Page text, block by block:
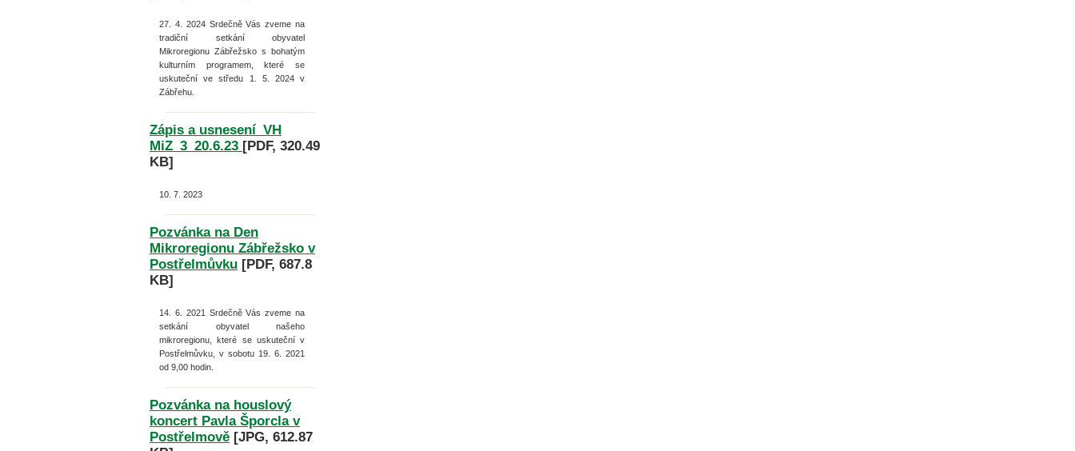
27. 4. 2024Srdečně Vás zveme na
tradiční setkání obyvatel
Mikroregionu Zábřežsko s bohatým
kulturním programem, které se
uskuteční ve středu 1. 5. 2024 v
Zábřehu.
Zápis a usnesení_VH
MiZ_3_20.6.23 [PDF, 320.49
KB]
10. 7. 2023
Pozvánka na Den
Mikroregionu Zábřežsko v
Postřelmůvku [PDF, 687.8
KB]
14. 6. 2021 Srdečně Vás zveme na
setkání obyvatel našeho
mikroregionu, které se uskuteční v
Postřelmůvku, v sobotu 19. 6. 2021
od 9,00 hodin.
Pozvánka na houslový
koncert Pavla Šporcla v
Postřelmově [JPG, 612.87